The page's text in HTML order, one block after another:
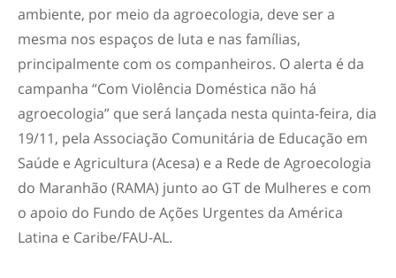
ambiente, por meio da agroecologia, deve ser a
mesma nos espaços de luta e nas famílias,
principalmente com os companheiros. O alerta é da
campanha “Com Violência Doméstica não há
agroecologia” que será lançada nesta quinta-feira, dia
19/11, pela Associação Comunitária de Educação em
Saúde e Agricultura (Acesa) e a Rede de Agroecologia
do Maranhão (RAMA) junto ao GT de Mulheres e com
o apoio do Fundo de Ações Urgentes da América
Latina e Caribe/FAU-AL.